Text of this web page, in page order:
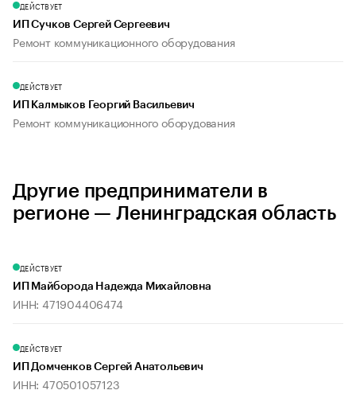
ДЕЙСТВУЕТ
ИП Сучков Сергей Сергеевич
Ремонт коммуникационного оборудования
ДЕЙСТВУЕТ
ИП Калмыков Георгий Васильевич
Ремонт коммуникационного оборудования
Другие предприниматели в
регионе — Ленинградская область
ДЕЙСТВУЕТ
ИП Майборода Надежда Михайловна
ИНН: 471904406474
ДЕЙСТВУЕТ
ИП Домченков Сергей Анатольевич
ИНН: 470501057123